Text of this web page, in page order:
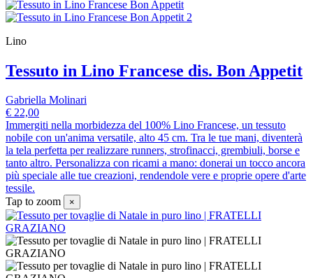
Lino
Tessuto in Lino Francese dis. Bon Appetit
Gabriella Molinari
€ 22,00
Immergiti nella morbidezza del 100% Lino Francese, un tessuto
nobile con un'anima versatile, alto 45 cm. Tra le tue mani, diventerà
la tela perfetta per realizzare runners, strofinacci, grembiuli, borse e
tanto altro. Personalizza con ricami a mano: donerai un tocco ancora
più speciale alle tue creazioni, rendendole vere e proprie opere d'arte
tessile.
Tap to zoom
×